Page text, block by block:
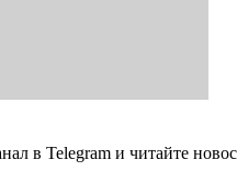
в Telegram и читайте